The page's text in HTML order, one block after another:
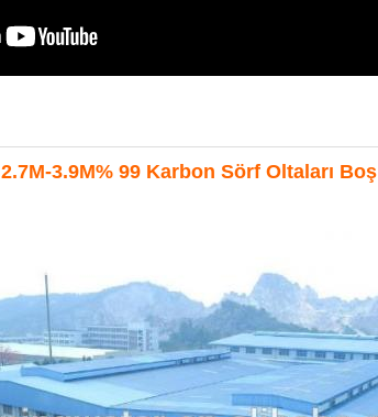
2.7M-3.9M% 99 Karbon Sörf Oltaları Boş